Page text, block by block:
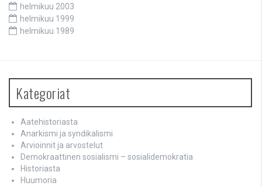
helmikuu 2003
helmikuu 1999
helmikuu 1989
Kategoriat
Aatehistoriasta
Anarkismi ja syndikalismi
Arvioinnit ja arvostelut
Demokraattinen sosialismi – sosialidemokratia
Historiasta
Huumoria